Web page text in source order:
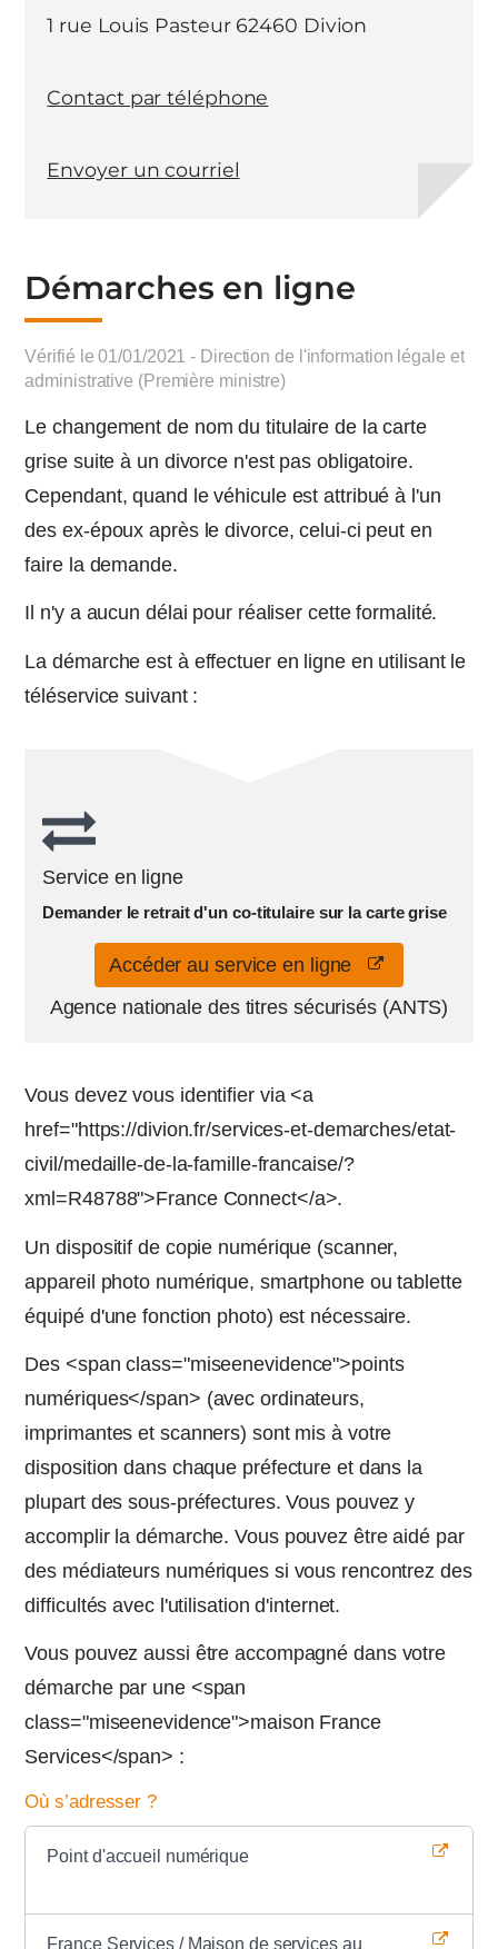
Démarches en ligne
Vérifié le 01/01/2021 - Direction de l'information légale et
administrative (Première ministre)
Le changement de nom du titulaire de la carte
grise suite à un divorce n'est pas obligatoire.
Cependant, quand le véhicule est attribué à l'un
des ex-époux après le divorce, celui-ci peut en
faire la demande.
Il n'y a aucun délai pour réaliser cette formalité.
La démarche est à effectuer en ligne en utilisant le
téléservice suivant :
Service en ligne
Demander le retrait d'un co-titulaire sur la carte grise
Accéder au service en ligne
Agence nationale des titres sécurisés (ANTS)
Vous devez vous identifier via <a
href="https://divion.fr/services-et-demarches/etat-
civil/medaille-de-la-famille-francaise/?
xml=R48788">France Connect</a>.
Un dispositif de copie numérique (scanner,
appareil photo numérique, smartphone ou tablette
équipé d'une fonction photo) est nécessaire.
Des <span class="miseenevidence">points
numériques</span> (avec ordinateurs,
imprimantes et scanners) sont mis à votre
disposition dans chaque préfecture et dans la
plupart des sous-préfectures. Vous pouvez y
accomplir la démarche. Vous pouvez être aidé par
des médiateurs numériques si vous rencontrez des
difficultés avec l'utilisation d'internet.
Vous pouvez aussi être accompagné dans votre
démarche par une <span
class="miseenevidence">maison France
Services</span> :
Où s’adresser ?
Point d'accueil numérique
France Services / Maison de services au
1 rue Louis Pasteur 62460 Divion
Contact par téléphone
Envoyer un courriel